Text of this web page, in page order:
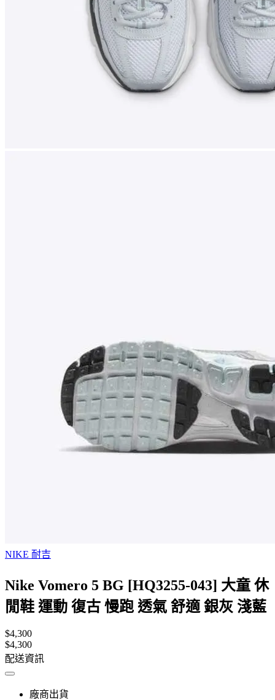
NIKE 耐吉
Nike Vomero 5 BG [HQ3255-043] 大童 休
閒鞋 運動 復古 慢跑 透氣 舒適 銀灰 淺藍
$4,300
$4,300
配送資訊
廠商出貨